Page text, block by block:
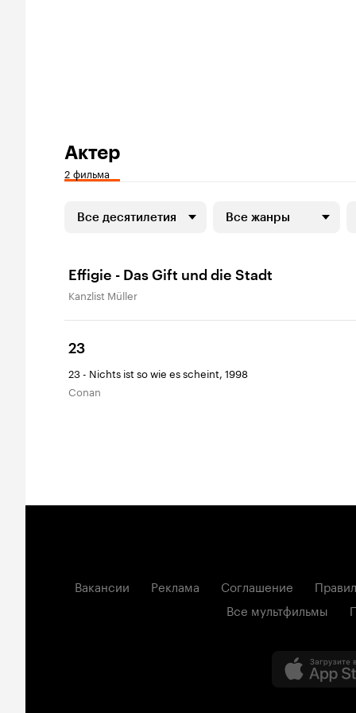
Актер
2 фильма
Все десятилетия Все жанры
Effigie - Das Gift und die Stadt
Kanzlist Müller
23
23 - Nichts ist so wie es scheint, 1998
Conan
Вакансии Реклама Соглашение
Все мультфильмы